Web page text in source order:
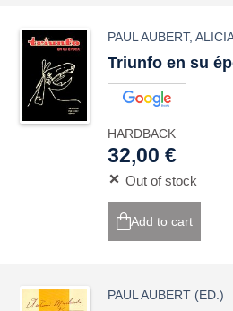
PAUL AUBERT,
Triunfo en su
HARDBACK
32,00 €
Out of stock
Add to cart
PAUL AUBERT (ED.)